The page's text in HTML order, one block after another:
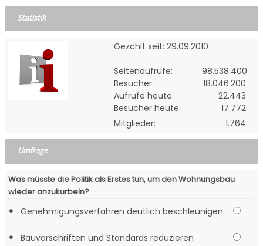
Statistik
Gezählt seit: 29.09.2010
Seitenaufrufe:
98.538.400
Besucher:
18.046.200
Aufrufe heute:
22.443
Besucher heute:
17.772
Mitglieder:
1.764
Umfrage
Was müsste die Politik als Erstes tun, um den Wohnungsbau
wieder anzukurbeln?
• Genehmigungsverfahren deutlich beschleunigen
• Bauvorschriften und Standards reduzieren